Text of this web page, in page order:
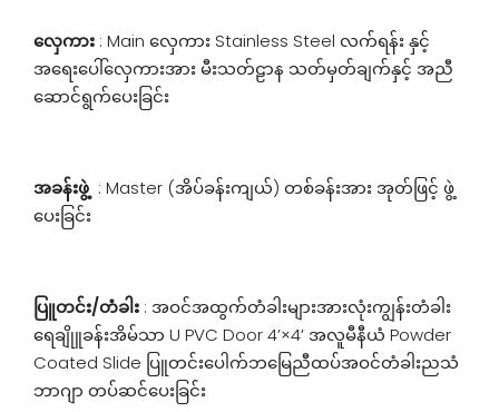
လှေကား : Main လှေကား Stainless Steel လက်ရန်း နှင့်
အရေးပေါ်လှေကားအား မီးသတ်ဠာန သတ်မှတ်ချက်နှင့် အညီ
ဆောင်ရွက်ပေးခြင်း
အခန်းဖွဲ့ : Master (အိပ်ခန်းကျယ်) တစ်ခန်းအား အုတ်ဖြင့် ဖွဲ့
ပေးခြင်း
ပြူတင်း/တံခါး : အဝင်အထွက်တံခါးများအားလုံးကျွန်းတံခါး
ရေချိုူခန်းအိမ်သာ U PVC Door 4’×4’ အလူမီနီယံ Powder
Coated Slide ပြူတင်းပေါက်ဘမြေညီထပ်အဝင်တံခါးညသံ
ဘာဂျာ တပ်ဆင်ပေးခြင်း